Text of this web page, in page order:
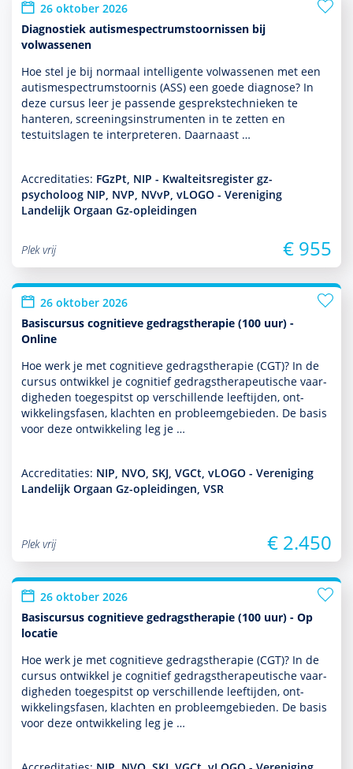
26 oktober 2026
Diagnostiek autismespectrumstoornissen bij
volwassenen
Hoe stel je bij normaal intelligente vol­was­senen met een
autisme­spectrum­stoor­nis (ASS) een goede diag­nose? In
deze cursus leer je pas­sende gesprekstech­nieken te
hanteren, screeningsinstru­men­ten in te zetten en
testuitslagen te inter­pre­te­ren. Daarnaast …
Accreditaties: FGzPt, NIP - Kwalteitsregister gz-
psycholoog NIP, NVP, NVvP, vLOGO - Vereniging
Landelijk Orgaan Gz-opleidingen
Plek vrij € 955
26 oktober 2026
Basiscursus cognitieve gedragstherapie (100 uur) -
Online
Hoe werk je met cogni­tieve gedrags­thera­pie (CGT)? In de
cursus ontwik­kel je cognitief gedrags­thera­peu­tische vaar­
dig­heden toegespitst op ver­schil­lende leeftijden, ont­
wikke­lingsfasen, klachten en probleemgebieden. De basis
voor deze ont­wikke­ling leg je …
Accreditaties: NIP, NVO, SKJ, VGCt, vLOGO - Vereniging
Landelijk Orgaan Gz-opleidingen, VSR
Plek vrij € 2.450
26 oktober 2026
Basiscursus cognitieve gedragstherapie (100 uur) - Op
locatie
Hoe werk je met cogni­tieve gedrags­thera­pie (CGT)? In de
cursus ontwik­kel je cognitief gedrags­thera­peu­tische vaar­
dig­heden toegespitst op ver­schil­lende leeftijden, ont­
wikke­lingsfasen, klachten en probleemgebieden. De basis
voor deze ont­wikke­ling leg je …